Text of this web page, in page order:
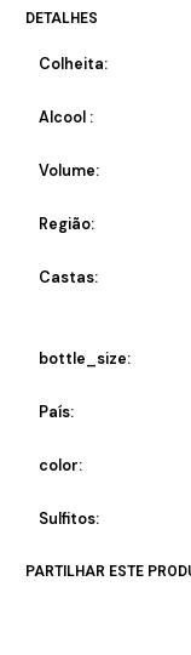
DETALHES
Colheita:
Alcool :
Volume:
Região:
Castas:
bottle_size:
País:
color:
Sulfitos:
PARTILHAR ESTE